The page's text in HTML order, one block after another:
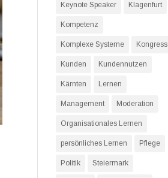
Keynote Speaker Klagenfurt
Kompetenz
Komplexe Systeme Kongress
Kunden Kundennutzen
Kärnten Lernen
Management Moderation
Organisationales Lernen
persönliches Lernen Pflege
Politik Steiermark